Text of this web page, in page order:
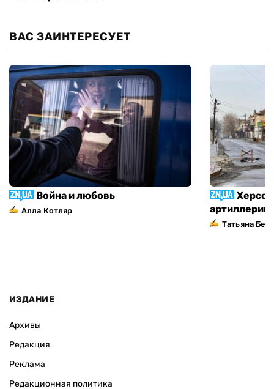
ВАС ЗАИНТЕРЕСУЕТ
Война и любовь
Алла Котляр
Татьяна
ИЗДАНИЕ
Архивы
Редакция
Реклама
Редакционная политика